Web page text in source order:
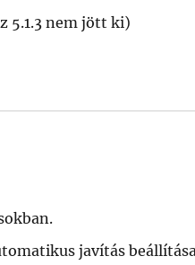
5.1.3 nem jött ki)
javítás